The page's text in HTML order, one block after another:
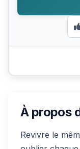
À propos
Revivre le